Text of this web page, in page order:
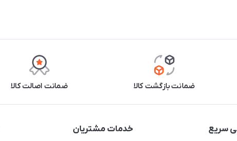
ضمانت بازگشت کالا ضمانت اصالت کالا
سریع خدمات مشتریان